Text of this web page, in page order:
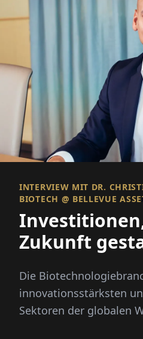
INTERVIEW MIT DR.
BIOTECH @ BELLEVUE
Zukunft
Die
innovationsstärksten
Sektoren der globalen